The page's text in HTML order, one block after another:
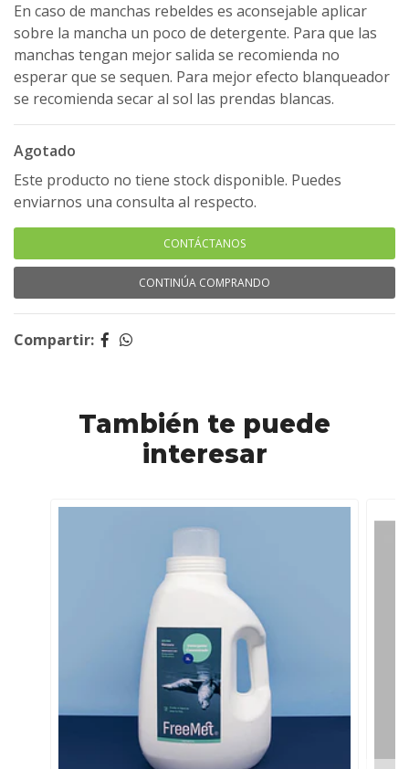
En caso de manchas rebeldes es aconsejable aplicar
sobre la mancha un poco de detergente. Para que las
manchas tengan mejor salida se recomienda no
esperar que se sequen. Para mejor efecto blanqueador
se recomienda secar al sol las prendas blancas.
Agotado
Este producto no tiene stock disponible. Puedes
enviarnos una consulta al respecto.
CONTÁCTANOS
CONTINÚA COMPRANDO
Compartir:
También te puede
interesar